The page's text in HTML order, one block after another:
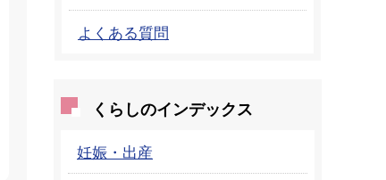
よくある質問
くらしのインデックス
妊娠・出産